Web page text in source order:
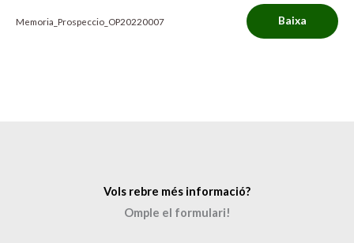
Memoria_Prospeccio_OP20220007 Baixa
Vols rebre més informació?
Omple el formulari!